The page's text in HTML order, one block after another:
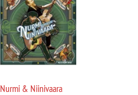
Nurmi & Niinivaara